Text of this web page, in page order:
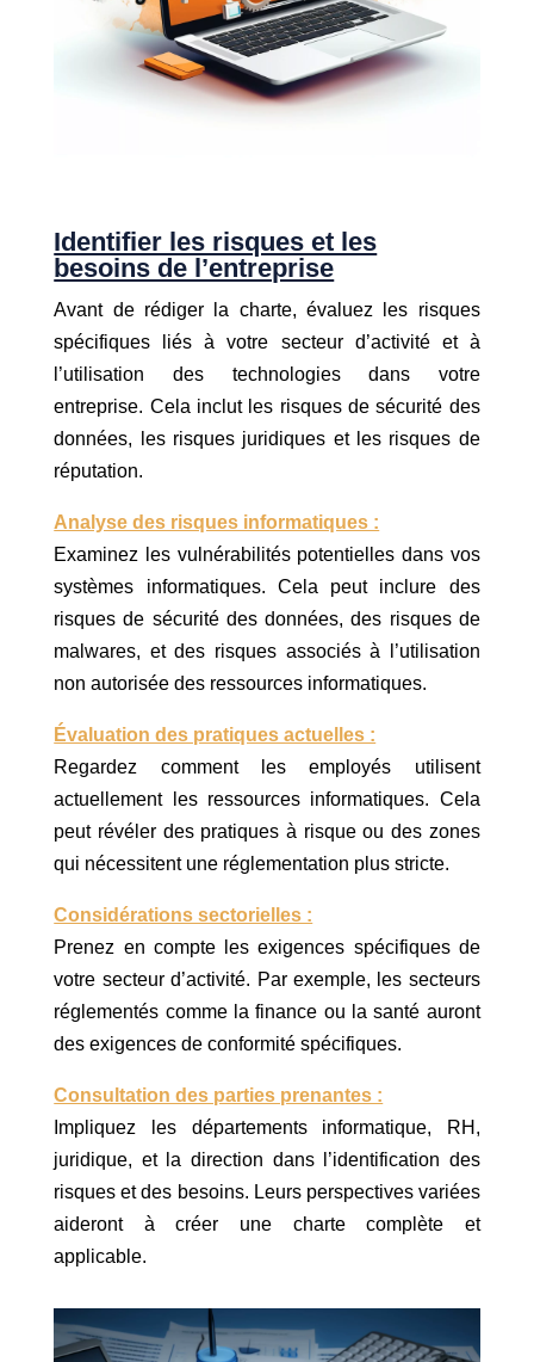
Identifier les risques et les
besoins de l’entreprise
Avant de rédiger la charte, évaluez les risques
spécifiques liés à votre secteur d’activité et à
l’utilisation des technologies dans votre
entreprise. Cela inclut les risques de sécurité des
données, les risques juridiques et les risques de
réputation.
Analyse des risques informatiques :
Examinez les vulnérabilités potentielles dans vos
systèmes informatiques. Cela peut inclure des
risques de sécurité des données, des risques de
malwares, et des risques associés à l’utilisation
non autorisée des ressources informatiques.
Évaluation des pratiques actuelles :
Regardez comment les employés utilisent
actuellement les ressources informatiques. Cela
peut révéler des pratiques à risque ou des zones
qui nécessitent une réglementation plus stricte.
Considérations sectorielles :
Prenez en compte les exigences spécifiques de
votre secteur d’activité. Par exemple, les secteurs
réglementés comme la finance ou la santé auront
des exigences de conformité spécifiques.
Consultation des parties prenantes :
Impliquez les départements informatique, RH,
juridique, et la direction dans l’identification des
risques et des besoins. Leurs perspectives variées
aideront à créer une charte complète et
applicable.